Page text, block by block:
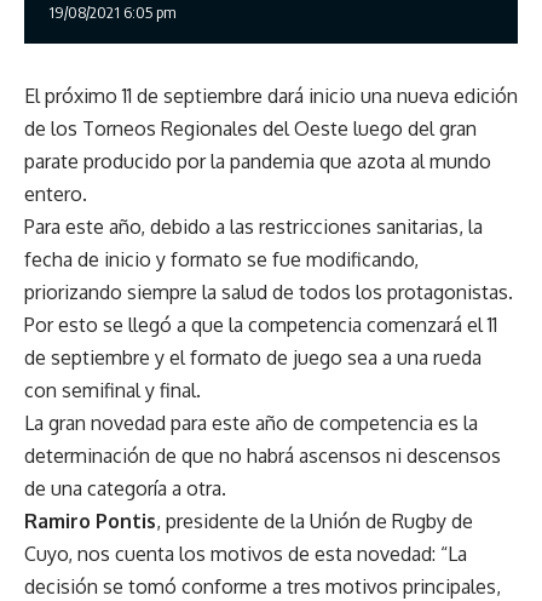
19/08/2021 6:05 pm
El próximo 11 de septiembre dará inicio una nueva edición
de los Torneos Regionales del Oeste luego del gran
parate producido por la pandemia que azota al mundo
entero.
Para este año, debido a las restricciones sanitarias, la
fecha de inicio y formato se fue modificando,
priorizando siempre la salud de todos los protagonistas.
Por esto se llegó a que la competencia comenzará el 11
de septiembre y el formato de juego sea a una rueda
con semifinal y final.
La gran novedad para este año de competencia es la
determinación de que no habrá ascensos ni descensos
de una categoría a otra.
Ramiro Pontis, presidente de la Unión de Rugby de
Cuyo, nos cuenta los motivos de esta novedad: “La
decisión se tomó conforme a tres motivos principales,